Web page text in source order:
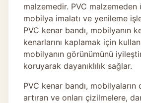
malzemedir. PVC
mobilya imalatı ve yenileme
PVC kenar bandı, mobilyanın
kenarlarını kaplamak için
mobilyanın görünümünü
koruyarak dayanıklılık sağlar.
PVC kenar bandı, mobilyaların
artıran ve onları çizilmelere,